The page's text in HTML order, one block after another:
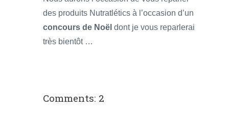
des produits Nutratlétics à l’occasion d’un
concours de Noël dont je vous reparlerai
très bientôt …
Comments: 2